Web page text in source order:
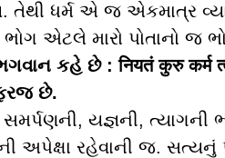
તેથી ધર્મ એ જ એકમાત્ર
ભોગ એટલે મારો પોતાનો જ
કહે છે : नियतं कुरु
છે.
યજ્ઞની, ત્યાગની
અપેક્ષા રહેવાની જ.